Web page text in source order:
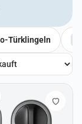
Türklingeln